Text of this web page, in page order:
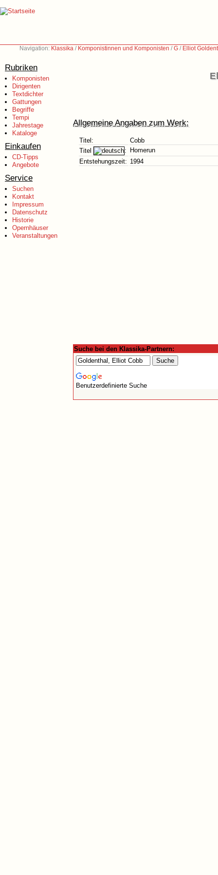
Navigation: Klassika / Komponistinnen und Komponisten /G / Elliot
Rubriken
Komponisten
Dirigenten
Textdichter
Gattungen
Begriffe
Tempi
Jahrestage
Kataloge
Einkaufen
CD-Tipps
Angebote
Service
Suchen
Kontakt
Impressum
Datenschutz
Historie
Opernhäuser
Veranstaltungen
Allgemeine Angaben zum Werk:
Titel:
Cobb
Titel
:
Homerun
Entstehungszeit: 1994
Suche bei den Klassika-Partnern:
Benutzerdefinierte Suche